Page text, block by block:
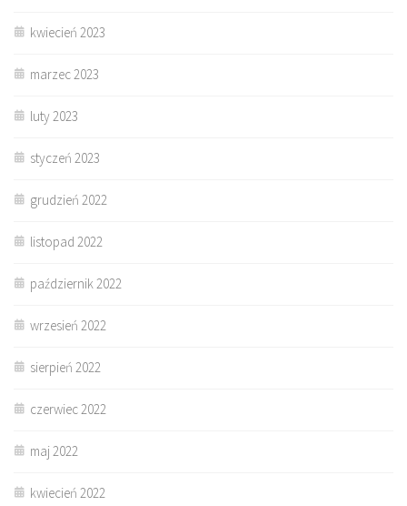
kwiecień 2023
marzec 2023
luty 2023
styczeń 2023
grudzień 2022
listopad 2022
październik 2022
wrzesień 2022
sierpień 2022
czerwiec 2022
maj 2022
kwiecień 2022